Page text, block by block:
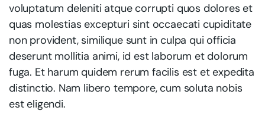
voluptatum deleniti atque corrupti quos dolores et
quas molestias excepturi sint occaecati cupiditate
non provident, similique sunt in culpa qui officia
deserunt mollitia animi, id est laborum et dolorum
fuga. Et harum quidem rerum facilis est et expedita
distinctio. Nam libero tempore, cum soluta nobis
est eligendi.